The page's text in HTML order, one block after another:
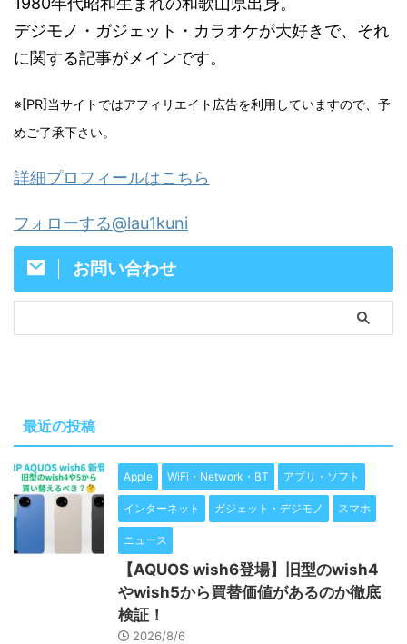
デジモノ・ガジェット・カラオケが大好きで、それ
に関する記事がメインです。
※[PR]当サイトではアフィリエイト広告を利用していますので、予
めご了承下さい。
詳細プロフィールはこちら
フォローする@lau1kuni
お問い合わせ
最近の投稿
Apple WiFi・Network・BT アプリ・ソフト
インターネット ガジェット・デジモノ スマホ
ニュース
【AQUOS wish6登場】旧型のwish4
やwish5から買替価値があるのか徹底
検証！
2026/8/6